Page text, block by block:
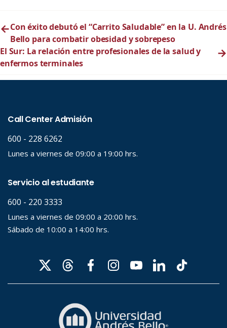
←Con éxito debutó el “Carrito Saludable” en la U. Andrés
Bello para combatir obesidad y sobrepeso
El Sur: La relación entre profesionales de la salud y
enfermos terminales
→